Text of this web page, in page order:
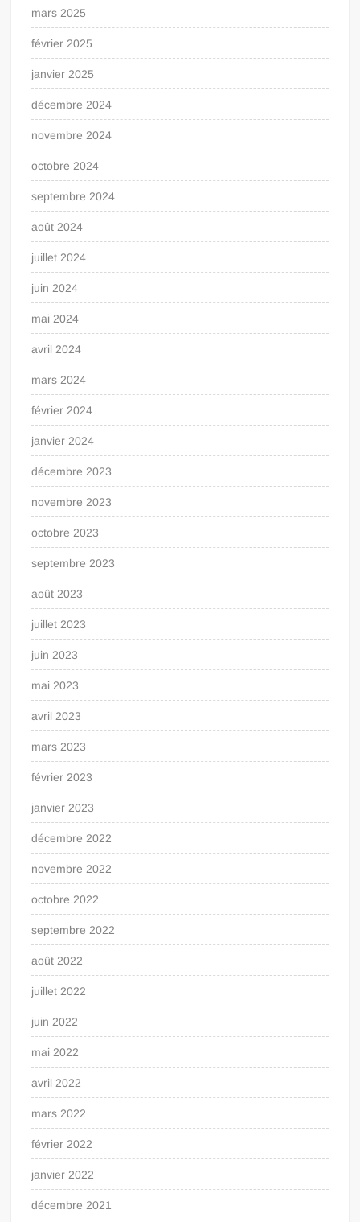
mars 2025
février 2025
janvier 2025
décembre 2024
novembre 2024
octobre 2024
septembre 2024
août 2024
juillet 2024
juin 2024
mai 2024
avril 2024
mars 2024
février 2024
janvier 2024
décembre 2023
novembre 2023
octobre 2023
septembre 2023
août 2023
juillet 2023
juin 2023
mai 2023
avril 2023
mars 2023
février 2023
janvier 2023
décembre 2022
novembre 2022
octobre 2022
septembre 2022
août 2022
juillet 2022
juin 2022
mai 2022
avril 2022
mars 2022
février 2022
janvier 2022
décembre 2021